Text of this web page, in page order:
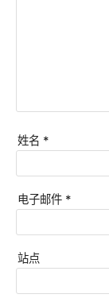
姓名 *
电子邮件 *
站点